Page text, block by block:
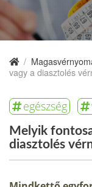
/
vagy a diasztolés
egészség
Melyik
diasztolés